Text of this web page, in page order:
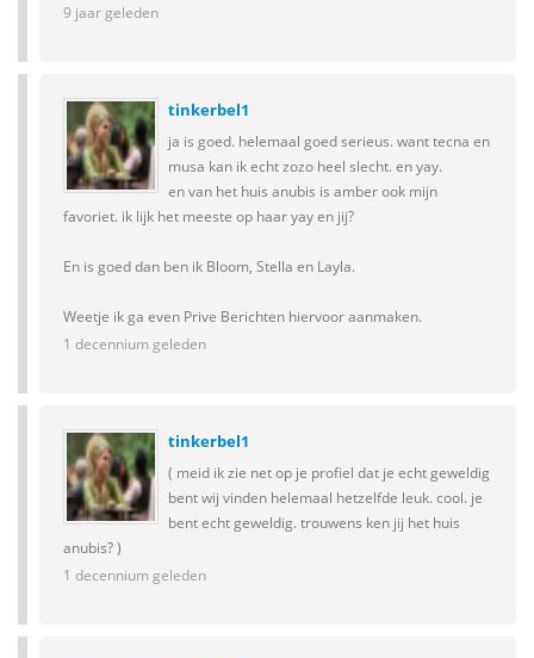
9 jaar geleden
tinkerbel1
ja is goed. helemaal goed serieus. want tecna en
musa kan ik echt zozo heel slecht. en yay.
en van het huis anubis is amber ook mijn
favoriet. ik lijk het meeste op haar yay en jij?
En is goed dan ben ik Bloom, Stella en Layla.
Weetje ik ga even Prive Berichten hiervoor aanmaken.
1 decennium geleden
tinkerbel1
( meid ik zie net op je profiel dat je echt geweldig
bent wij vinden helemaal hetzelfde leuk. cool. je
bent echt geweldig. trouwens ken jij het huis
anubis? )
1 decennium geleden